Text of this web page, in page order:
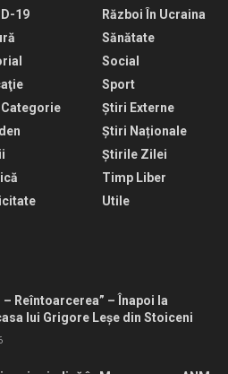
19
Categorie
Război În Ucraina
Sănătate
Social
Sport
Știri Externe
Știri Naționale
Știrile Zilei
Timp Liber
Utile
– Reîntoarcerea” – Înapoi la
lui Grigore Leșe din Stoiceni